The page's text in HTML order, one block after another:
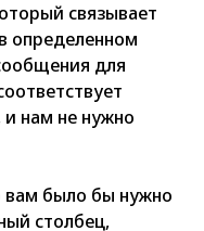
связывает
определенном
для
и нам не нужно
вам было бы нужно
столбец,